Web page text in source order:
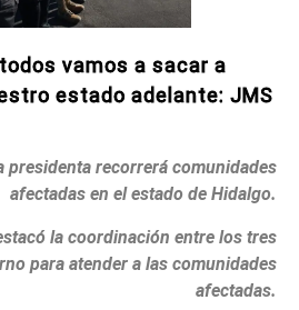
vamos a sacar a
estado adelante: JMS
presidenta recorrerá comunidades
afectadas en el estado de Hidalgo.
la coordinación entre los tres
para atender a las comunidades
afectadas.